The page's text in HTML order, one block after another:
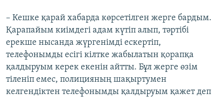
– Кешке қарай хабарда көрсетілген жерге бардым.
Қарапайым киімдегі адам күтіп алып, тәртібі
ерекше нысанда жүргенімді ескертіп,
телефонымды есігі кілтке жабылатын қорапқа
қалдыруым керек екенін айтты. Бұл жерге өзім
тіленіп емес, полицияның шақыртумен
келгендіктен телефонымды қалдыруым қажет деп